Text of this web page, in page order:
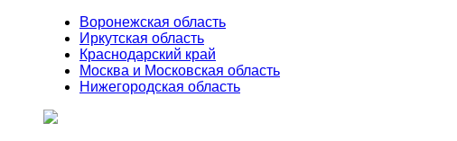
Воронежская область
Иркутская область
Краснодарский край
Москва и Московская область
Нижегородская область